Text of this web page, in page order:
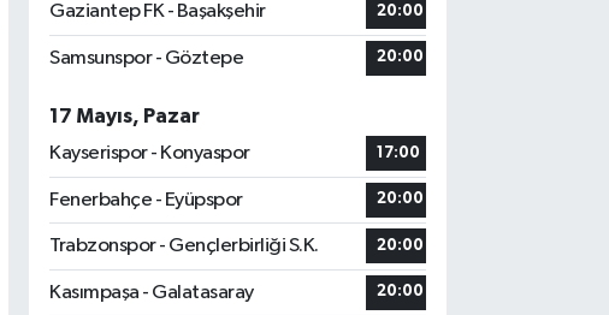
Gaziantep FK - Başakşehir 20:00
Samsunspor - Göztepe 20:00
17 Mayıs, Pazar
Kayserispor - Konyaspor
17:00
Fenerbahçe - Eyüpspor 20:00
Trabzonspor - Gençlerbirliği S.K. 20:00
Kasımpaşa - Galatasaray 20:00